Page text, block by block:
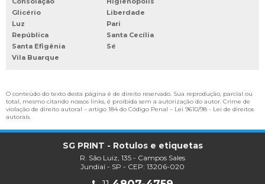
FABRICA DE ETIQUETAS ADESIVAS
FABRICA DE ETIQUETAS E TAGS
FÁBRICA DE ETIQUETAS PERSONALIZADAS
FABRICA DE RÓTULOS DE GARRAFAS
FABRICA DE ROTULOS E ETIQUETAS
FORNECEDOR DE ROTULOS
IMPRESSÃO DIGITAL DE ETIQUETAS
INDUSTRIA DE ROTULOS E ETIQUETAS
Glicério
Liberdade
Luz
Pari
República
Santa Cecília
Santa Efigênia
Sé
Vila Buarque
O conteúdo do texto desta página é de direito reservado. Sua reprodução, parcial ou
total, mesmo citando nossos links, é proibida sem a autorização do autor. Crime de
violação de direito autoral – artigo 184 do Código Penal – Lei 9610/98 - Lei de direitos
autorais.
SG PRINT - Rotulos e etiquetas
R. São Luiz, 135 - Campos Sales
Jundiaí - SP - CEP: 13206-020